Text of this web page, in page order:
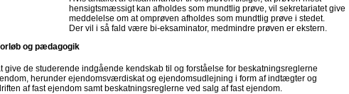
hensigtsmæssigt kan afholdes som mundtlig prøve, vil sekretariatet give
meddelelse om at omprøven afholdes som mundtlig prøve i stedet.
Der vil i så fald være bi-eksaminator, medmindre prøven er ekstern.
og pædagogik
give de studerende indgående kendskab til og forståelse for beskatningsreglerne
herunder ejendomsværdiskat og ejendomsudlejning i form af indtægter og
af fast ejendom samt beskatningsreglerne ved salg af fast ejendom.